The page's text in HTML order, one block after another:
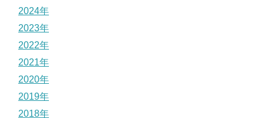
2024年
2023年
2022年
2021年
2020年
2019年
2018年